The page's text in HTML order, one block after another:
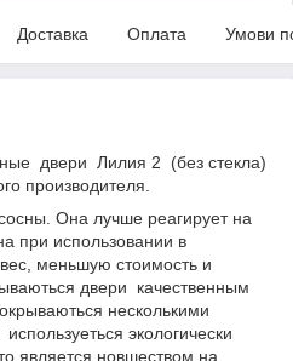
Доставка Оплата Умови
двери Лилия 2 (без стекла)
производителя.
Она лучше реагирует на
при использовании в
меньшую стоимость и
двери качественным
несколькими
экологически
является новшеством на